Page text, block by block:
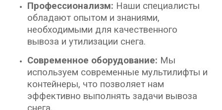
Профессионализм: Наши специалисты
обладают опытом и знаниями,
необходимыми для качественного
вывоза и утилизации снега.
Современное оборудование: Мы
используем современные мультилифты и
контейнеры, что позволяет нам
эффективно выполнять задачи вывоза